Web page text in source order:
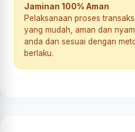
Jaminan 100% Aman
Pelaksanaan proses
yang mudah, aman dan
anda dan sesuai dengan
berlaku.